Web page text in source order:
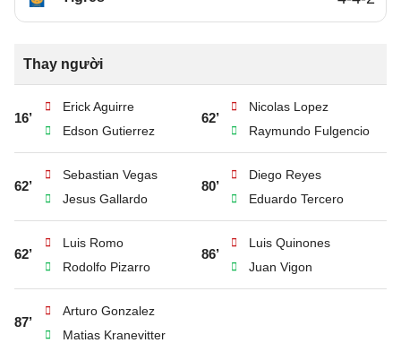
Thay người
16’
Erick Aguirre
Edson Gutierrez
62’
Nicolas Lopez
Raymundo Fulgencio
62’
Sebastian Vegas
Jesus Gallardo
80’
Diego Reyes
Eduardo Tercero
62’
Luis Romo
Rodolfo Pizarro
86’
Luis Quinones
Juan Vigon
87’
Arturo Gonzalez
Matias Kranevitter